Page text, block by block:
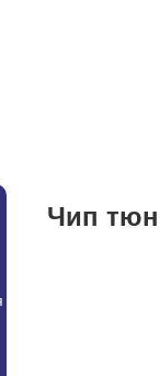
Чип